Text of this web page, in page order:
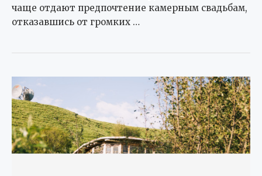
чаще отдают предпочтение камерным свадьбам,
отказавшись от громких …